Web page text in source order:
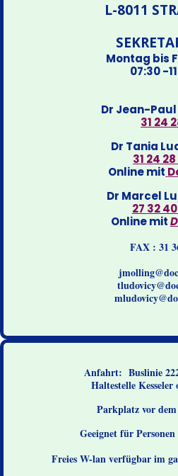
L-8011
Montag bis
07:30 -
Dr Jean-
31 24
Dr Tania
31 24
Online mit
Dr Marcel
27 32
Online mit
FAX : 31
Anfahrt: Buslinie
Haltestelle Kesseler
Parkplatz vor dem
Geeignet für
Freies W-lan verfügbar im